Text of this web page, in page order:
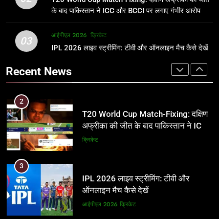
जानकारी
क्रिकेट
2
T20 World Cup Match-Fixing: दक्षिण
3
IPL 2026 लाइव स्ट्रीमिंग: टीवी और
ऑनलाइन मैच कैसे देखें
आईपीएल 2026
4
IPL 2026 टिकट्स: बुकिंग, कीमतें, और
स्टेडियम की पूरी जानकारी
आईपीएल 2026 क्रिकेट
के बाद पाकिस्तान ने ICC और BCCI पर लगाए गंभीर आरोप
03 आईपीएल 2026 क्रिकेट
IPL 2026 लाइव स्ट्रीमिंग: टीवी और ऑनलाइन मैच कैसे देखें
Recent News
समीकरण
T20 वर्ल्ड कप 2026
1
अर्जुन तेंदुलकर की पत्नी सानिया चंडोक:
उम्र, परिवार, करियर और शादी से जुड़ी हर
2
T20 World Cup Match-Fixing: दक्षिण
अफ्रीका की जीत के बाद पाकिस्तान ने ICC
और BCCI पर लगाए गंभीर आरोप
क्रिकेट
3
IPL 2026 लाइव स्ट्रीमिंग: टीवी और
ऑनलाइन मैच कैसे देखें
आईपीएल 2026 क्रिकेट